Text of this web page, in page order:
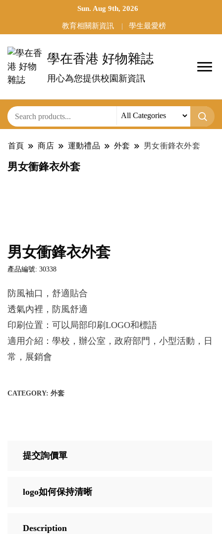
Sun. Aug 9th, 2026
教育相關新資訊 學生最愛榜
學在香港 好物雜誌
用心為您提供校園新資訊
首頁 商店 運動禮品 外套 男女衝鋒衣外套
男女衝鋒衣外套
男女衝鋒衣外套
產品編號: 30338
防風袖口，舒適貼合
透氣內裡，防風舒適
印刷位置：可以局部印刷LOGO和標語
適用介紹：學校，辦公室，政府部門，小型活動，日
常，展銷會
CATEGORY: 外套
提交詢價單
logo如何保持清晰
Description